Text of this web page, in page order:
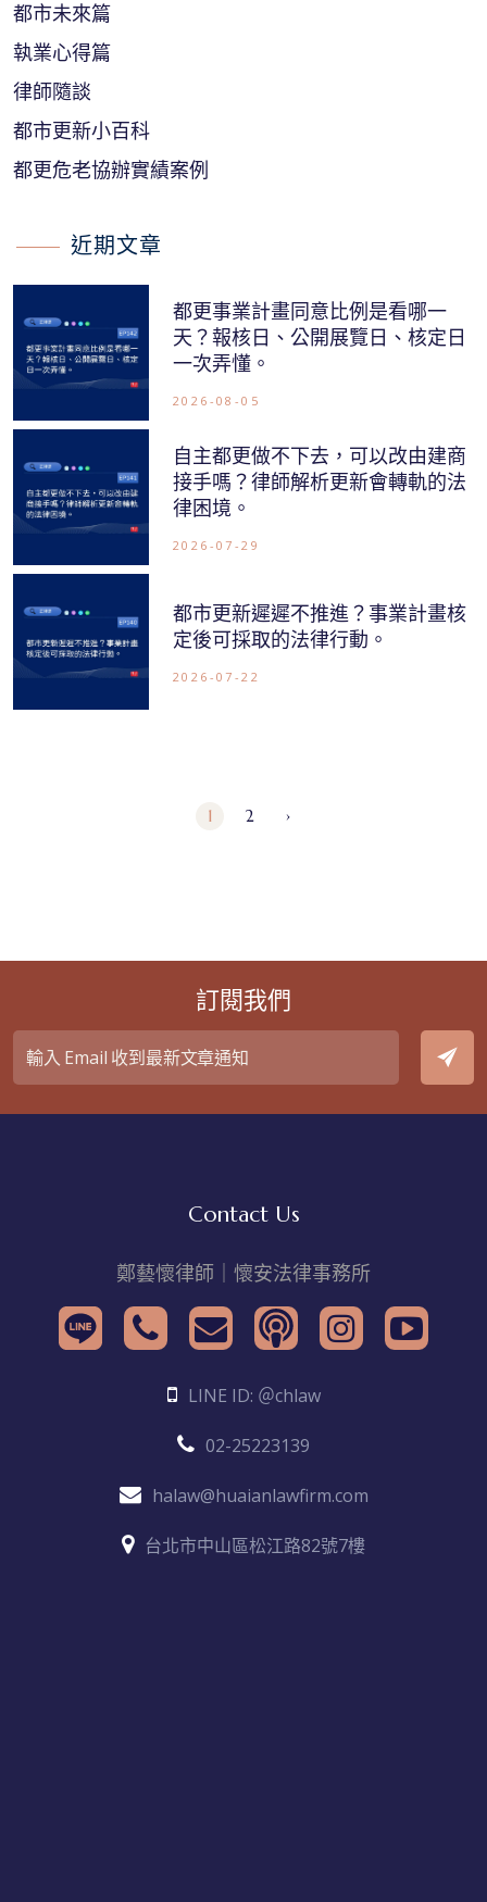
都市未來篇
執業心得篇
律師隨談
都市更新小百科
都更危老協辦實績案例
近期文章
都更事業計畫同意比例是看哪一
天？報核日、公開展覽日、核定日
一次弄懂。
2026-08-05
自主都更做不下去，可以改由建商
接手嗎？律師解析更新會轉軌的法
律困境。
2026-07-29
都市更新遲遲不推進？事業計畫核
定後可採取的法律行動。
2026-07-22
1 2 ›
訂閱我們
Contact Us
鄭藝懷律師｜懷安法律事務所
LINE ID: ＠chlaw
02-25223139
halaw@huaianlawfirm.com
台北市中山區松江路82號7樓